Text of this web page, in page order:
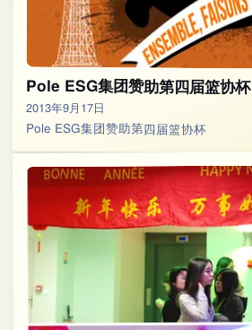
Pole ESG集团赞助第四届篮协杯
2013年9月17日
Pole ESG集团赞助第四届篮协杯